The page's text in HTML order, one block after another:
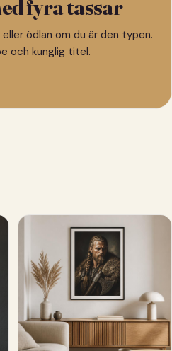
fyra tassar
ödlan om du är den typen.
och kunglig titel.